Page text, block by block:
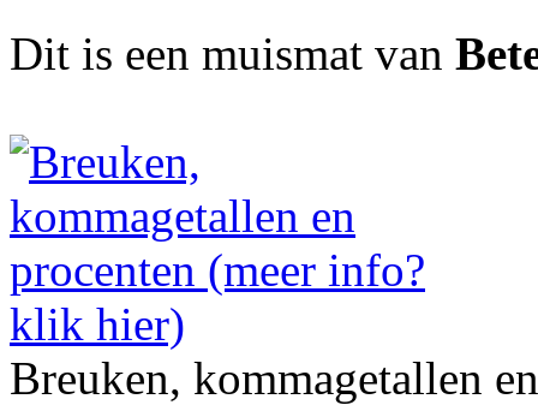
Dit is een muismat van
Breuken, kommagetallen